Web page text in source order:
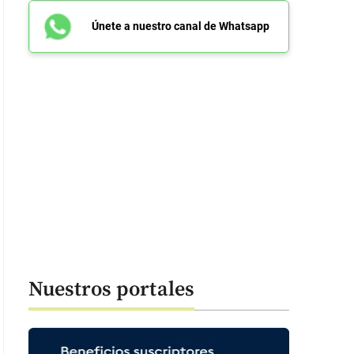
Únete a nuestro canal de Whatsapp
Nuestros portales